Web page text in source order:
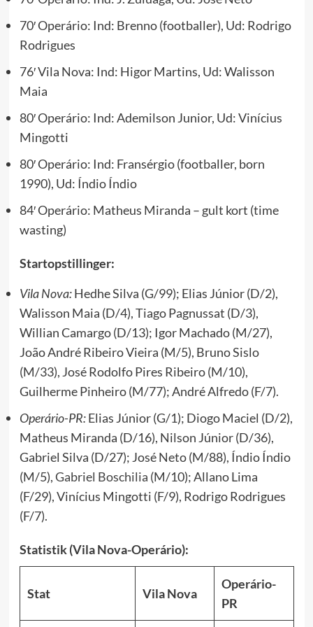
70′ Operário: Ind: Brenno (footballer), Ud: Rodrigo
Rodrigues
76′ Vila Nova: Ind: Higor Martins, Ud: Walisson
Maia
80′ Operário: Ind: Ademilson Junior, Ud: Vinícius
Mingotti
80′ Operário: Ind: Fransérgio (footballer, born
1990), Ud: Índio Índio
84′ Operário: Matheus Miranda – gult kort (time
wasting)
Startopstillinger:
Vila Nova:Hedhe Silva (G/99); Elias Júnior (D/2),
Walisson Maia (D/4), Tiago Pagnussat (D/3),
Willian Camargo (D/13); Igor Machado (M/27),
João André Ribeiro Vieira (M/5), Bruno Sislo
(M/33), José Rodolfo Pires Ribeiro (M/10),
Guilherme Pinheiro (M/77); André Alfredo (F/7).
Operário-PR:Elias Júnior (G/1); Diogo Maciel (D/2),
Matheus Miranda (D/16), Nilson Júnior (D/36),
Gabriel Silva (D/27); José Neto (M/88), Índio Índio
(M/5),Gabriel Boschilia (M/10); Allano Lima
(F/29), Vinícius Mingotti (F/9), Rodrigo Rodrigues
(F/7).
Statistik (Vila Nova-Operário):
Stat Vila Nova
Operário-
PR